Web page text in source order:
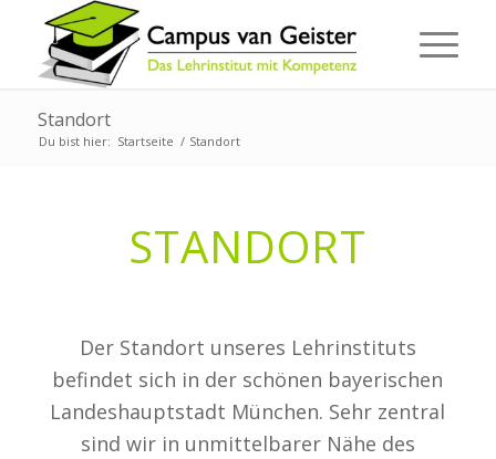
Standort
Du bist hier: Startseite / Standort
STANDORT
Der Standort unseres Lehrinstituts
befindet sich in der schönen bayerischen
Landeshauptstadt München. Sehr zentral
sind wir in unmittelbarer Nähe des